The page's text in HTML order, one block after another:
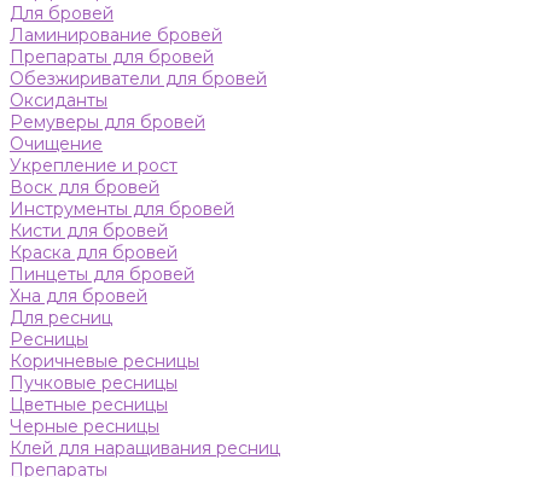
Для бровей
Ламинирование бровей
Препараты для бровей
Обезжириватели для бровей
Оксиданты
Ремуверы для бровей
Очищение
Укрепление и рост
Воск для бровей
Инструменты для бровей
Кисти для бровей
Краска для бровей
Пинцеты для бровей
Хна для бровей
Для ресниц
Ресницы
Коричневые ресницы
Пучковые ресницы
Цветные ресницы
Черные ресницы
Клей для наращивания ресниц
Препараты